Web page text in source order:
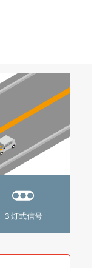
３灯式信号